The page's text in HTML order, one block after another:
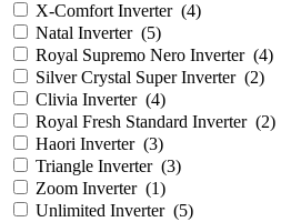
X-Comfort Inverter (4)
Natal Inverter (5)
Royal Supremo Nero Inverter (4)
Silver Crystal Super Inverter (2)
Clivia Inverter (4)
Royal Fresh Standard Inverter (2)
Haori Inverter (3)
Triangle Inverter (3)
Zoom Inverter (1)
Unlimited Inverter (5)